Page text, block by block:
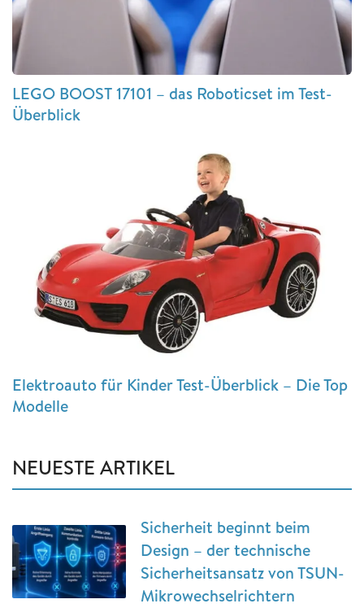
LEGO BOOST 17101 – das Roboticset im Test-
Überblick
Elektroauto für Kinder Test-Überblick – Die Top
Modelle
NEUESTE ARTIKEL
Sicherheit beginnt beim
Design – der technische
Sicherheitsansatz von TSUN-
Mikrowechselrichtern